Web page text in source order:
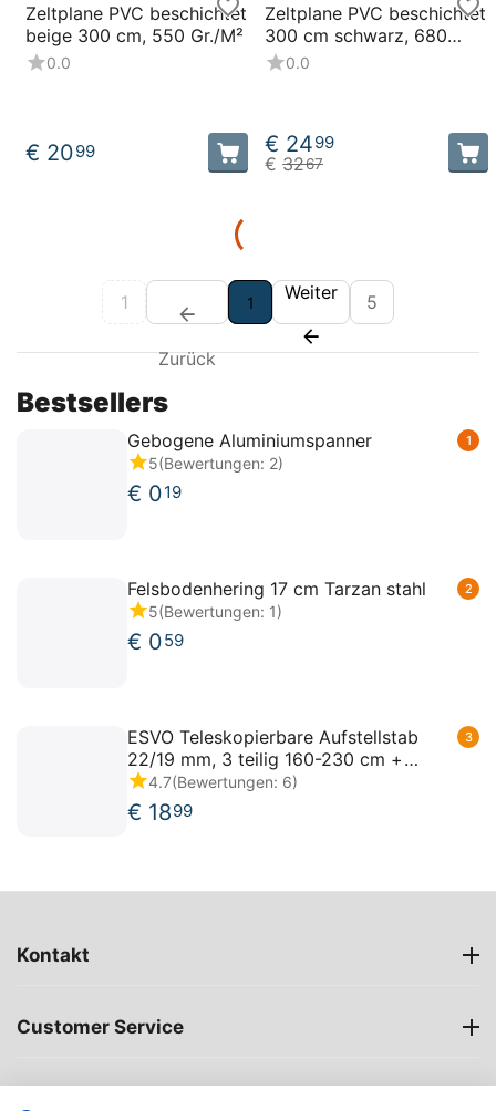
Zeltplane PVC beschichtet
beige 300 cm, 550 Gr./M²
0.0
€ 2099
Zeltplane PVC beschichtet
300 cm schwarz, 680
Gr./M². Flammhemmend
0.0
€ 2499
€ 3267
1
Zurück
1 Weiter 5
Bestsellers
1
Gebogene Aluminiumspanner
5(Bewertungen: 2)
€ 019
2
Felsbodenhering 17 cm Tarzan stahl
5(Bewertungen: 1)
€ 059
3
ESVO Teleskopierbare Aufstellstab
22/19 mm, 3 teilig 160-230 cm +
Powergrip
4.7(Bewertungen: 6)
€ 1899
Kontakt
Customer Service